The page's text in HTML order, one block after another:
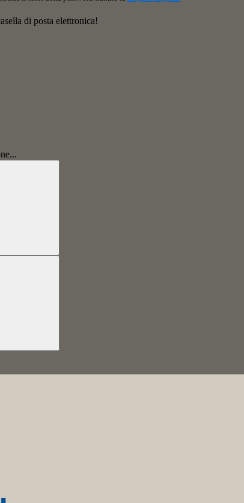
di posta elettronica!